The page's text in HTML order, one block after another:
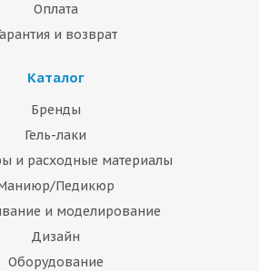
Оплата
и возврат
Каталог
Бренды
Гель-лаки
и расходные материалы
Педикюр
и моделирование
Дизайн
Оборудование